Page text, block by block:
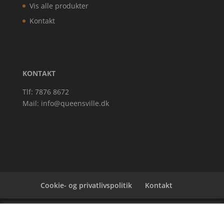
Vis alle produkter
Kontakt
KONTAKT
Tlf: 7876 8672
Mail: info@queensville.dk
Cookie- og privatlivspolitik Kontakt